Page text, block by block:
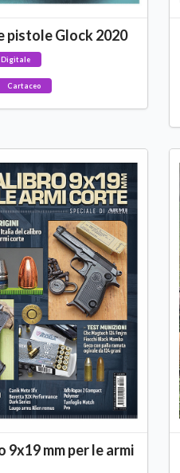
pistole Glock 2020
Digitale
Cartaceo
9x19 mm per le armi